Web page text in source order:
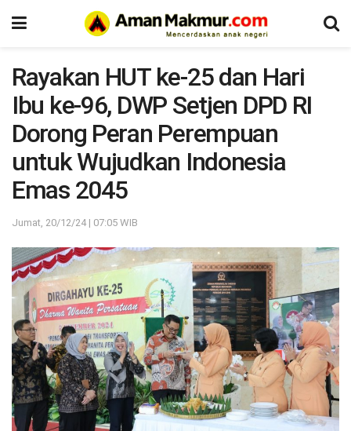
Rayakan HUT ke-25 dan Hari
Ibu ke-96, DWP Setjen DPD RI
Dorong Peran Perempuan
untuk Wujudkan Indonesia
Emas 2045
Jumat, 20/12/24 | 07:05 WIB